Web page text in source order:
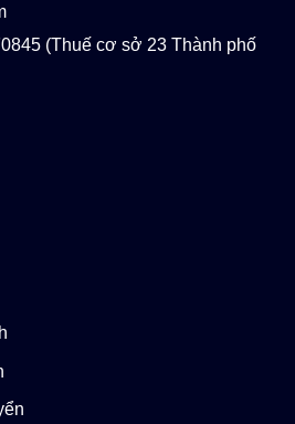
(Thuế cơ sở 23 Thành phố